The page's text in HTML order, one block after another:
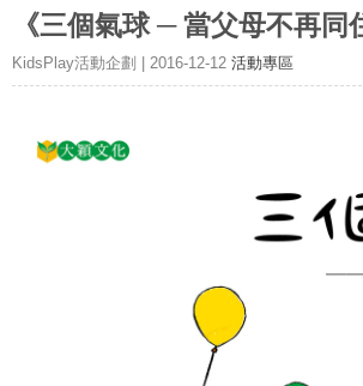
《三個氣球 ─ 當父母不再
KidsPlay活動企劃 | 2016-12-12 活動專區